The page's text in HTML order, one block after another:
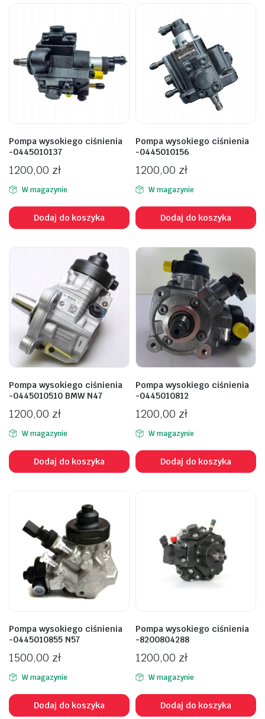
Pompa wysokiego ciśnienia
-0445010137
1200,00 zł
W magazynie
Dodaj do koszyka
Pompa wysokiego ciśnienia
-0445010156
1200,00 zł
W magazynie
Dodaj do koszyka
Pompa wysokiego ciśnienia
-0445010510 BMW N47
1200,00 zł
W magazynie
Dodaj do koszyka
Pompa wysokiego ciśnienia
-0445010812
1200,00 zł
W magazynie
Dodaj do koszyka
Pompa wysokiego ciśnienia
-0445010855 N57
1500,00 zł
W magazynie
Dodaj do koszyka
Pompa wysokiego ciśnienia
-8200804288
1200,00 zł
W magazynie
Dodaj do koszyka